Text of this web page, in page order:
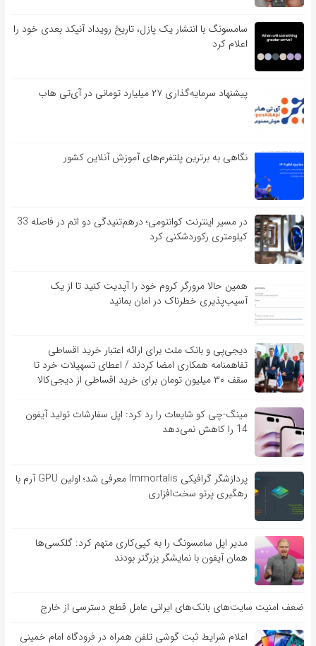
سامسونگ با انتشار یک پازل، تاریخ رویداد آنپکد بعدی خود را
اعلام کرد
پیشنهاد سرمایه‌گذاری ۲۷ میلیارد تومانی در آی‌تی هاب
نگاهی به برترین پلتفرم‌های آموزش آنلاین کشور
در مسیر اینترنت کوانتومی؛ درهم‌تنیدگی دو اتم در فاصله 33
کیلومتری رکوردشکنی کرد
همین حالا مرورگر کروم خود را آپدیت کنید تا از یک
آسیب‌‌‌‌پذیری خطرناک در امان بمانید
دیجی‌پی و بانک ملت برای ارائه اعتبار خرید اقساطی
تفاهم‎نامه همکاری امضا کردند / اعطای تسهیلات خرد تا
سقف ۳۰ میلیون تومان برای خرید اقساطی از دیجی‌کالا
مینگ-چی کو شایعات را رد کرد: اپل سفارشات تولید آیفون
14 را کاهش نمی‌دهد
پردازشگر گرافیکی Immortalis معرفی شد؛ اولین GPU آرم با
رهگیری پرتو سخت‌افزاری
مدیر اپل سامسونگ را به کپی‌کاری متهم کرد: گلکسی‌ها
همان آیفون با نمایشگر بزرگتر بودند
ضعف امنیت سایت‌های بانک‌های ایرانی عامل قطع دسترسی از خارج
اعلام شرایط ثبت گوشی تلفن همراه در فرودگاه امام خمینی